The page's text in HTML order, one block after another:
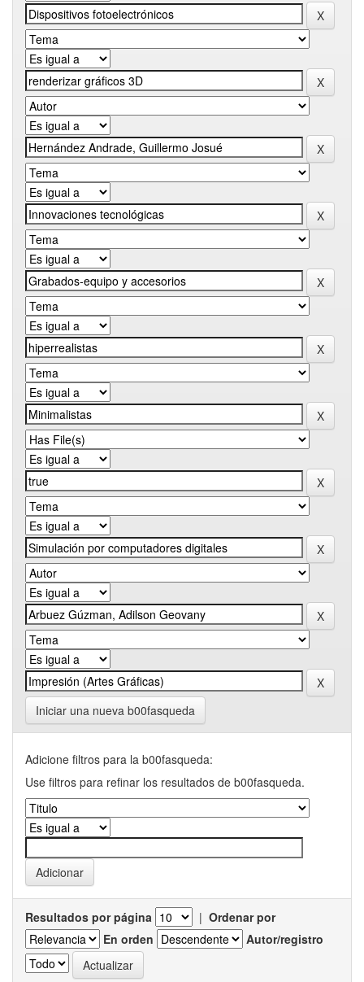
Iniciar una nueva b00fasqueda
Adicione filtros para la b00fasqueda:
Use filtros para refinar los resultados de b00fasqueda.
Resultados por página | Ordenar por
En orden
Autor/registro